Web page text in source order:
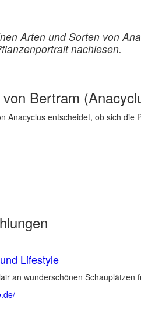
Arten und Sorten von
nachlesen.
Bertram
Anacyclus entscheidet, ob sich
Lifestyle
an wunderschönen